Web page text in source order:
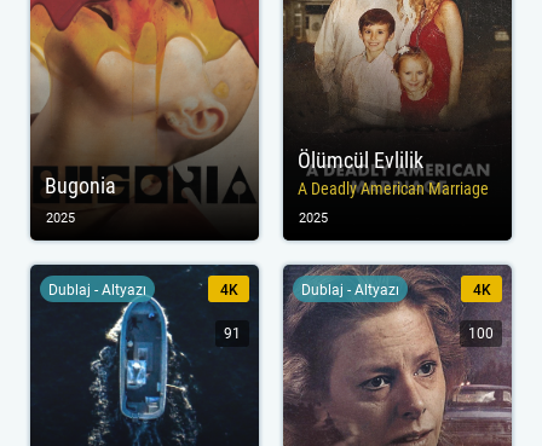
Bugonia
2025
Ölümcül Evlilik
A Deadly American Marriage
2025
Dublaj - Altyazı 4K
91
Dublaj - Altyazı 4K
100